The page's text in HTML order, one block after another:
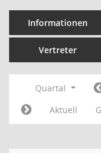
Informationen
Vertreter
Quartal
Aktuell